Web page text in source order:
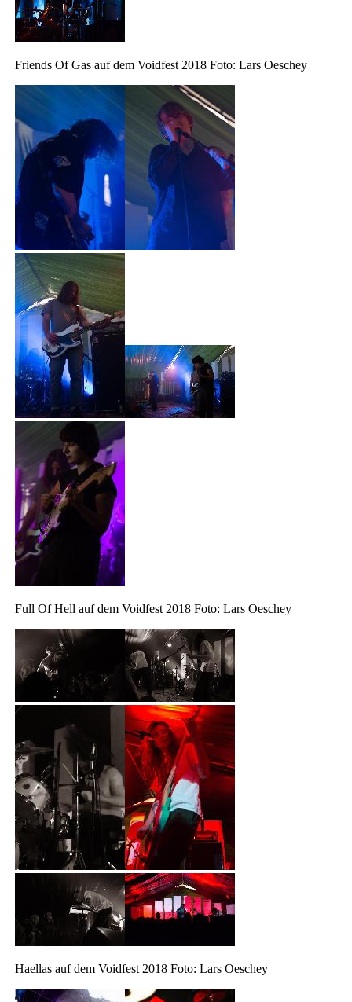
Friends Of Gas auf dem Voidfest 2018 Foto: Lars Oeschey
Full Of Hell auf dem Voidfest 2018 Foto: Lars Oeschey
Haellas auf dem Voidfest 2018 Foto: Lars Oeschey